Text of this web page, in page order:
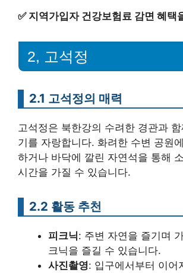
✅ 지역가입자 건강보험료 감면 혜택
2, 고석정
2.1 고석정의 매력
고석정은 북한강의 수려한 경관과
기를 자랑합니다. 화려한 수변 공원
하거나 바닥에 깔린 자연석을 통해
시간을 가질 수 있습니다.
2.2 활동 추천
피크닉: 주변 자연을 즐기며
크닉을 즐길 수 있습니다.
사진촬영: 입구에서부터 이어